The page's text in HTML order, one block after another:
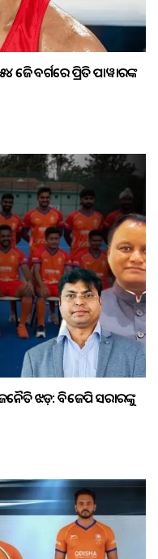
କେଜି ବର୍ଗରେ ପ୍ରିତି ପାୱାରଙ୍କ
ଝଡ଼: ବିଜେପି ସରକାରଙ୍କୁ